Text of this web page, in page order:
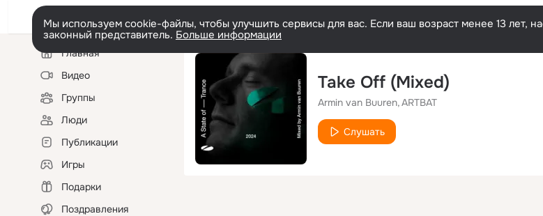
Мы используем cookie-файлы, чтобы улучшить сервисы для вас. Если ваш возраст менее 13 лет,
законный представитель. Больше информации
Левая
колонкаГлавная
Видео
Группы
Люди
Публикации
Игры
Подарки
Поздравления
Take Off (Mixed)
Armin van Buuren ARTBAT
Слушать